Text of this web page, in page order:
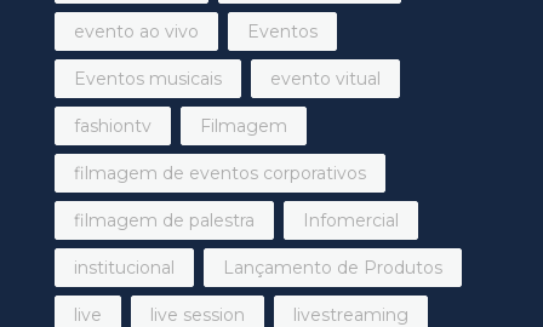
evento ao vivo Eventos
Eventos musicais evento vitual
fashiontv Filmagem
filmagem de eventos corporativos
filmagem de palestra Infomercial
institucional Lançamento de Produtos
live live session livestreaming